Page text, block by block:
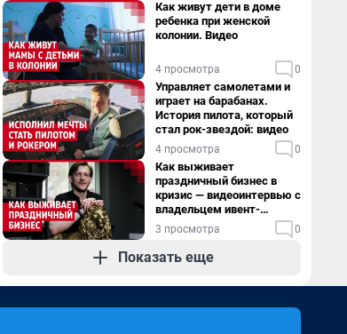
Как живут дети в доме
ребенка при женской
колонии. Видео
4 просмотра 0
Управляет самолетами и
играет на барабанах.
История пилота, который
стал рок-звездой: видео
4 просмотра 0
Как выживает
праздничный бизнес в
кризис — видеоинтервью с
владельцем ивент-
агентства
3 просмотра 0
Показать еще